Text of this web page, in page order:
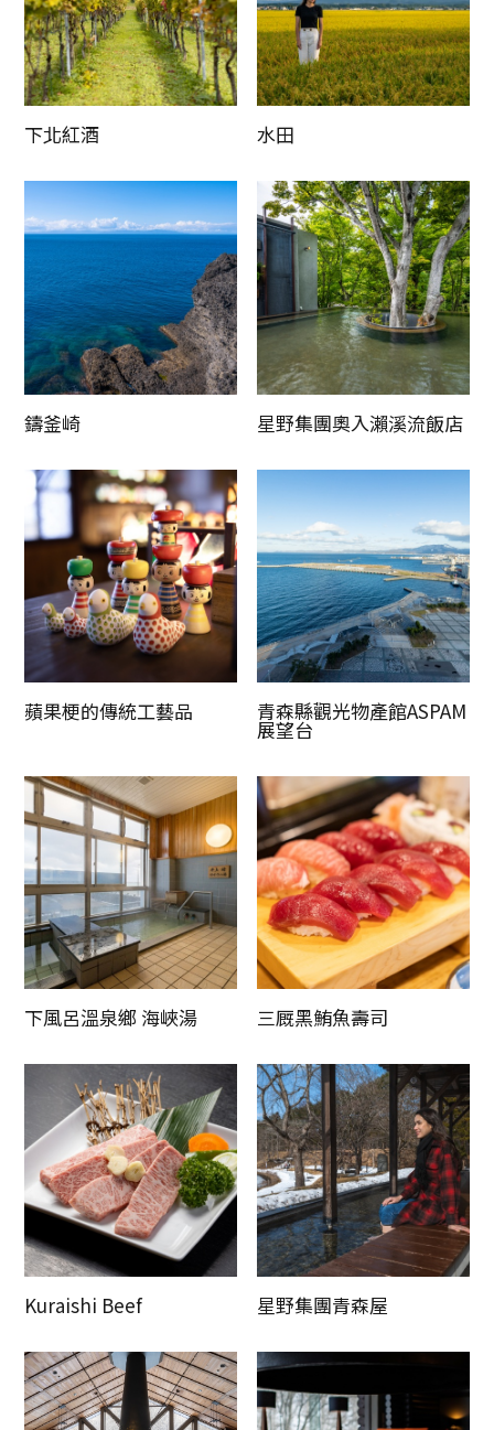
下北紅酒 水田
鑄釜崎 星野集團奧入瀨溪流飯店
蘋果梗的傳統工藝品 青森縣觀光物產館ASPAM
展望台
下風呂溫泉鄉 海峽湯 三厩黑鮪魚壽司
Kuraishi Beef 星野集團青森屋